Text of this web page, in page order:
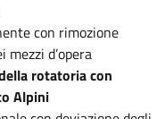
con rimozione
mezzi d’opera
rotatoria con
Alpini